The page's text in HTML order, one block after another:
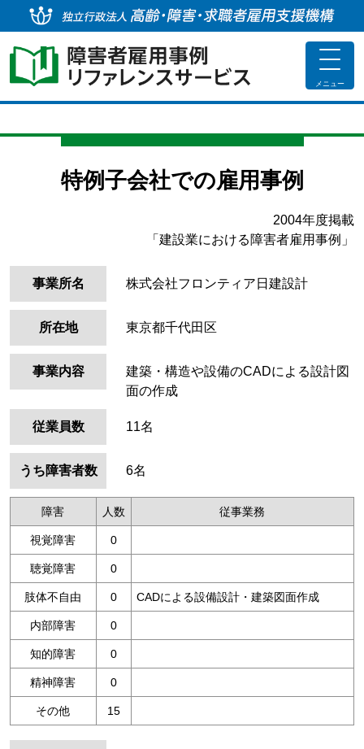
toggle
メニュー
特例子会社での雇用事例
2004年度掲載
「建設業における障害者雇用事例」
事業所名 株式会社フロンティア日建設計
所在地 東京都千代田区
事業内容
建築・構造や設備のCADによる設計図
面の作成
従業員数 11名
うち障害者数 6名
障害 人数 従事業務
視覚障害 0
聴覚障害 0
肢体不自由 0 CADによる設備設計・建築図面作成
内部障害 0
知的障害 0
精神障害 0
その他 15